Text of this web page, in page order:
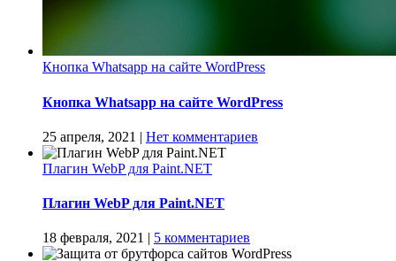
Кнопка Whatsapp на сайте WordPress
Кнопка Whatsapp на сайте WordPress
25 апреля, 2021 | Нет комментариев
Плагин WebP для Paint.NET
Плагин WebP для Paint.NET
18 февраля, 2021 5 комментариев